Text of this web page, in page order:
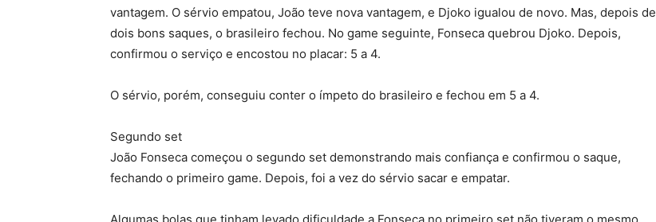
vantagem. O sérvio empatou, João teve nova vantagem, e Djoko igualou de novo. Mas, depois de
dois bons saques, o brasileiro fechou. No game seguinte, Fonseca quebrou Djoko. Depois,
confirmou o serviço e encostou no placar: 5 a 4.
O sérvio, porém, conseguiu conter o ímpeto do brasileiro e fechou em 5 a 4.
Segundo set
João Fonseca começou o segundo set demonstrando mais confiança e confirmou o saque,
fechando o primeiro game. Depois, foi a vez do sérvio sacar e empatar.
Algumas bolas que tinham levado dificuldade a Fonseca no primeiro set não tiveram o mesmo